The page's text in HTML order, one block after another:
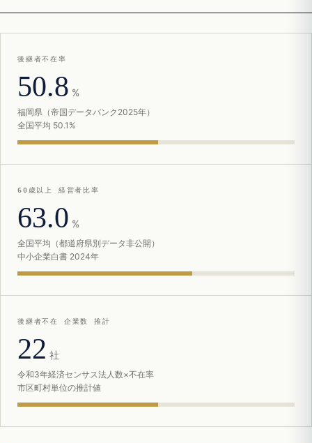
後継者不在率
50.8 %
福岡県（帝国データバンク2025年）
全国平均 50.1%
60歳以上 経営者比率
63.0 %
全国平均（都道府県別データ非公開）
中小企業白書 2024年
後継者不在 企業数 推計
22 社
令和3年経済センサス法人数×不在率
市区町村単位の推計値